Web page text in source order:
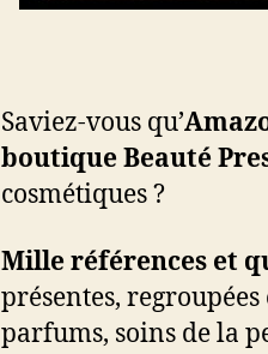
Saviez-vous qu’
boutique Beauté
cosmétiques ?
Mille références et
présentes,
parfums, soins de la